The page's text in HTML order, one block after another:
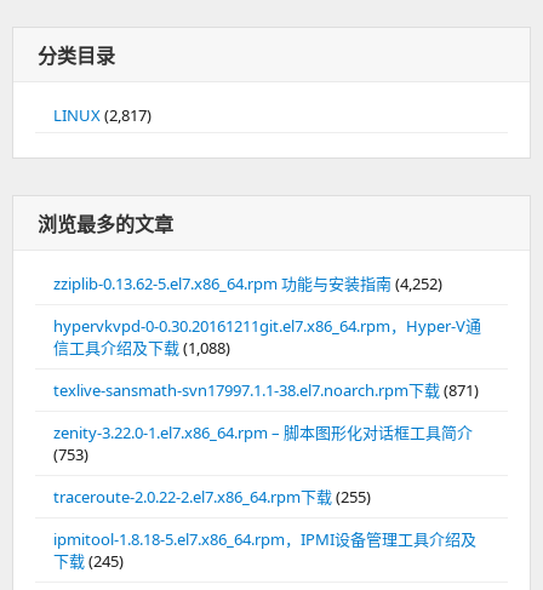
分类目录
LINUX(2,817)
浏览最多的文章
zziplib-0.13.62-5.el7.x86_64.rpm 功能与安装指南(4,252)
hypervkvpd-0-0.30.20161211git.el7.x86_64.rpm，Hyper-V通
信工具介绍及下载(1,088)
texlive-sansmath-svn17997.1.1-38.el7.noarch.rpm下载(871)
zenity-3.22.0-1.el7.x86_64.rpm – 脚本图形化对话框工具简介
(753)
traceroute-2.0.22-2.el7.x86_64.rpm下载(255)
ipmitool-1.8.18-5.el7.x86_64.rpm，IPMI设备管理工具介绍及
下载(245)